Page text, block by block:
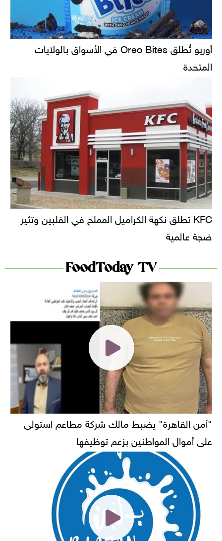
أوريو تُطلق Oreo Bites في الأسواق بالولايات
المتحدة
KFC تطلق نكهة الكراميل المملح في الفلبين وتثير
ضجة عالمية
FoodToday TV
"أمن القاهرة" يضبط مالك شركة مطاعم استولى
على أموال المواطنين بزعم توظيفها